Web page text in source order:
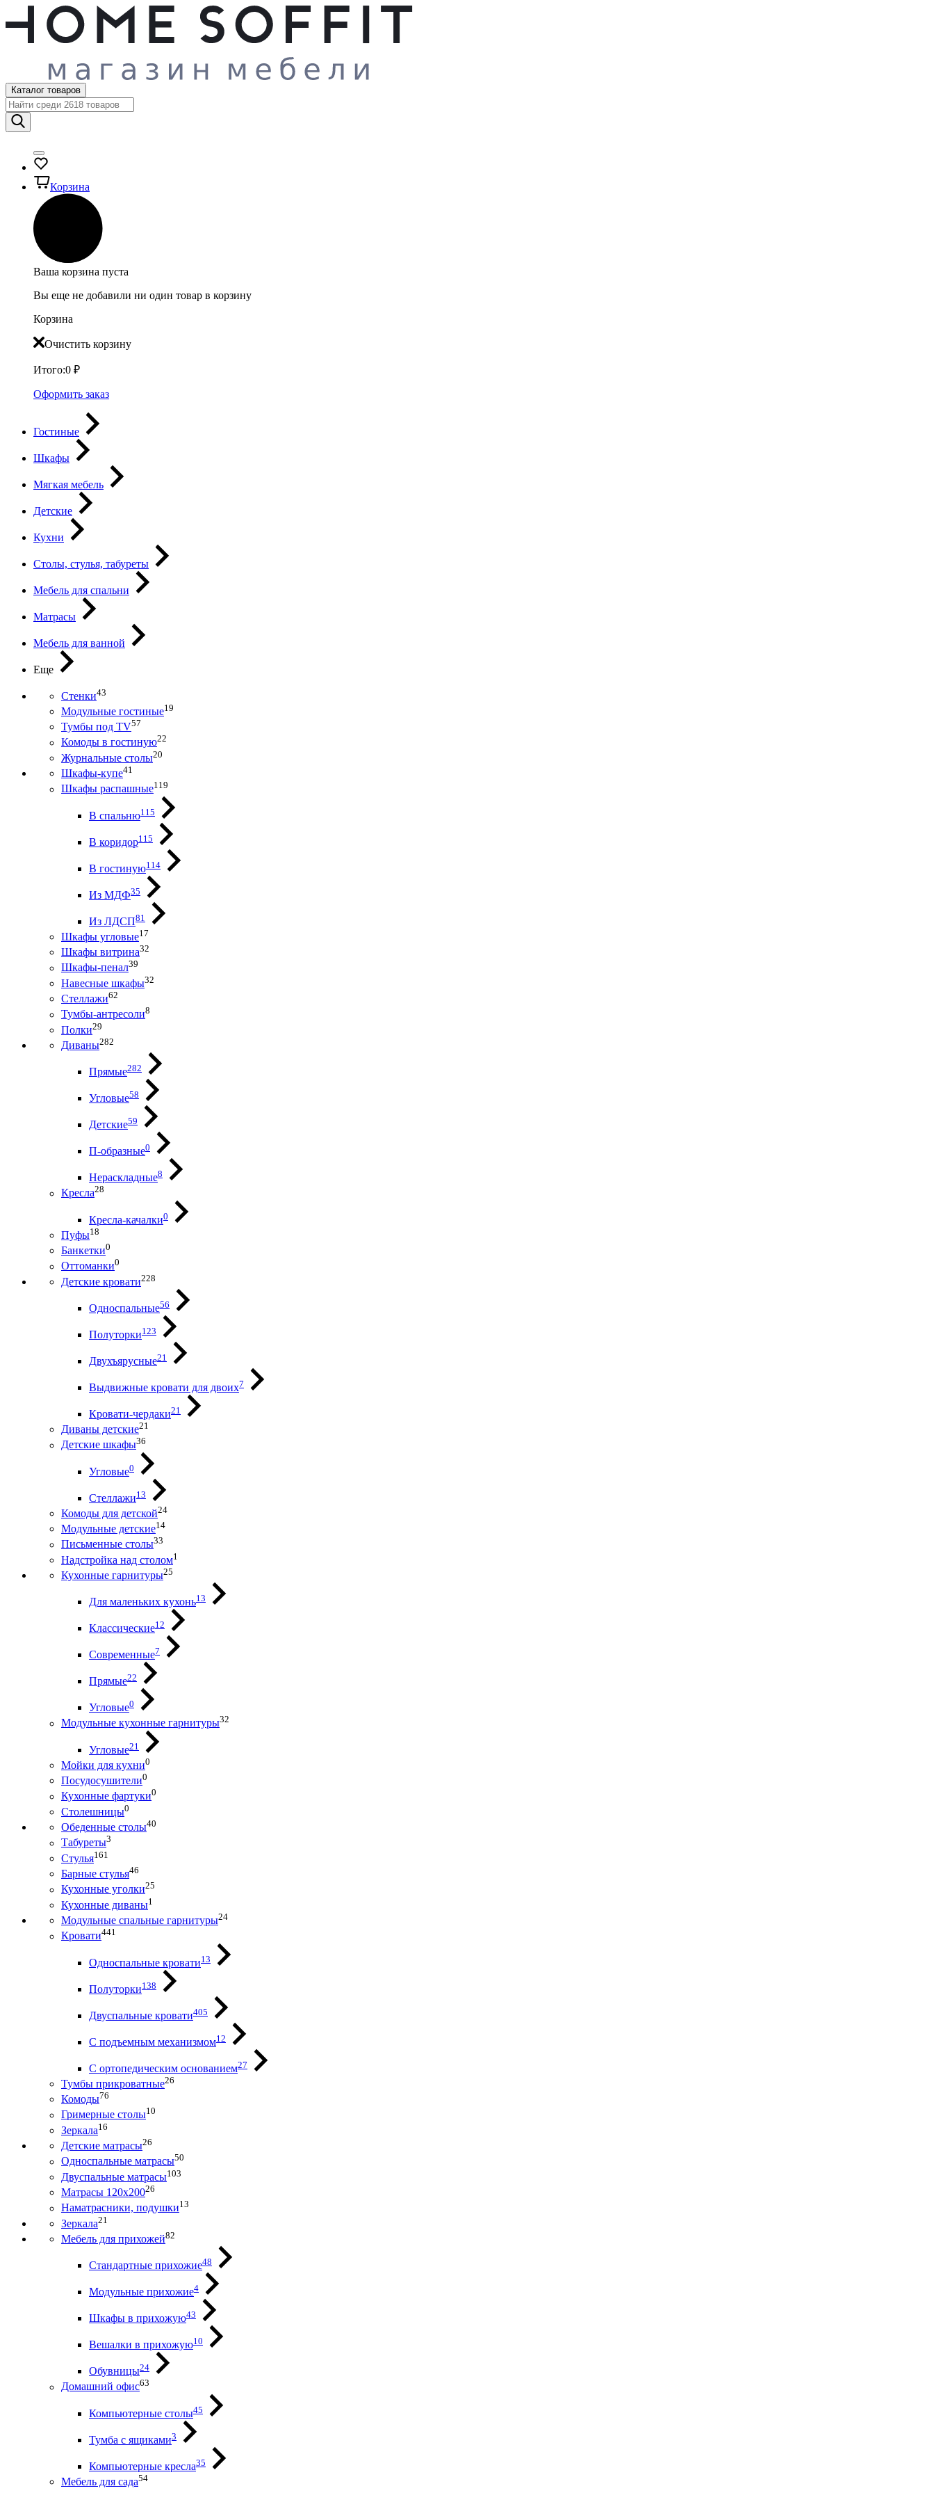
Каталог товаров
Корзина
Ваша корзина пуста
Вы еще не добавили ни один товар в корзину
Корзина
Очистить корзину
Итого:0 ₽
Оформить заказ
Гостиные
Шкафы
Мягкая мебель
Детские
Кухни
Столы, стулья, табуреты
Мебель для спальни
Матрасы
Мебель для ванной
Еще
Стенки43
Модульные гостиные19
Тумбы под ТV57
Комоды в гостиную22
Журнальные столы20
Шкафы-купе41
Шкафы распашные119
В спальню115
В коридор115
В гостиную114
Из МДФ35
Из ЛДСП81
Шкафы угловые17
Шкафы витрина32
Шкафы-пенал39
Навесные шкафы32
Стеллажи62
Тумбы-антресоли8
Полки29
Диваны282
Прямые282
Угловые58
Детские59
П-образные0
Нераскладные8
Кресла28
Кресла-качалки0
Пуфы18
Банкетки0
Оттоманки0
Детские кровати228
Односпальные56
Полуторки123
Двухъярусные21
Выдвижные кровати для двоих7
Кровати-чердаки21
Диваны детские21
Детские шкафы36
Угловые0
Стеллажи13
Комоды для детской24
Модульные детские14
Письменные столы33
Надстройка над столом1
Кухонные гарнитуры25
Для маленьких кухонь13
Классические12
Современные7
Прямые22
Угловые0
Модульные кухонные гарнитуры32
Угловые21
Мойки для кухни0
Посудосушители0
Кухонные фартуки0
Столешницы0
Обеденные столы40
Табуреты3
Стулья161
Барные стулья46
Кухонные уголки25
Кухонные диваны1
Модульные спальные гарнитуры24
Кровати441
Односпальные кровати13
Полуторки138
Двуспальные кровати405
С подъемным механизмом12
С ортопедическим основанием27
Тумбы прикроватные26
Комоды76
Гримерные столы10
Зеркала16
Детские матрасы26
Односпальные матрасы50
Двуспальные матрасы103
Матрасы 120х20026
Наматрасники, подушки13
Зеркала21
Мебель для прихожей82
Стандартные прихожие48
Модульные прихожие4
Шкафы в прихожую43
Вешалки в прихожую10
Обувницы24
Домашний офис63
Компьютерные столы45
Тумба с ящиками3
Компьютерные кресла35
Мебель для сада54